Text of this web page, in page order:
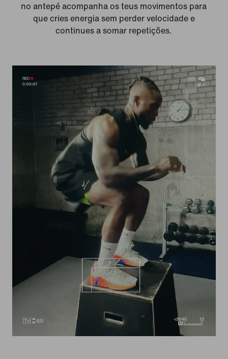
no antepé acompanha os teus movimentos para
que cries energia sem perder velocidade e
continues a somar repetições.